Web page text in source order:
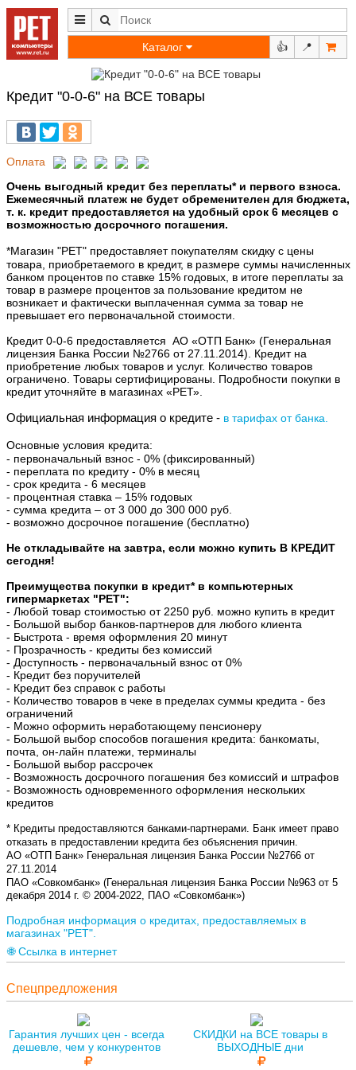
Каталог 👍 📍
Кредит "0-0-6" на ВСЕ товары
Оплата
Очень выгодный кредит без переплаты* и первого взноса.
Ежемесячный платеж не будет обременителен для бюджета,
т. к. кредит предоставляется на удобный срок 6 месяцев с
возможностью досрочного погашения.
*Магазин "РЕТ" предоставляет покупателям скидку с цены
товара, приобретаемого в кредит, в размере суммы начисленных
банком процентов по ставке 15% годовых, в итоге переплаты за
товар в размере процентов за пользование кредитом не
возникает и фактически выплаченная сумма за товар не
превышает его первоначальной стоимости.
Кредит 0-0-6 предоставляется АО «ОТП Банк» (Генеральная
лицензия Банка России №2766 от 27.11.2014). Кредит на
приобретение любых товаров и услуг. Количество товаров
ограничено. Товары сертифицированы. Подробности покупки в
кредит уточняйте в магазинах «РЕТ».
Официальная информация о кредите - в тарифах от банка.
Основные условия кредита:
- первоначальный взнос - 0% (фиксированный)
- переплата по кредиту - 0% в месяц
- срок кредита - 6 месяцев
- процентная ставка – 15% годовых
- сумма кредита – от 3 000 до 300 000 руб.
- возможно досрочное погашение (бесплатно)
Не откладывайте на завтра, если можно купить В КРЕДИТ
сегодня!
Преимущества покупки в кредит* в компьютерных
гипермаркетах "РЕТ":
- Любой товар стоимостью от 2250 руб. можно купить в кредит
- Большой выбор банков-партнеров для любого клиента
- Быстрота - время оформления 20 минут
- Прозрачность - кредиты без комиссий
- Доступность - первоначальный взнос от 0%
- Кредит без поручителей
- Кредит без справок с работы
- Количество товаров в чеке в пределах суммы кредита - без
ограничений
- Можно оформить неработающему пенсионеру
- Большой выбор способов погашения кредита: банкоматы,
почта, он-лайн платежи, терминалы
- Большой выбор рассрочек
- Возможность досрочного погашения без комиссий и штрафов
- Возможность одновременного оформления нескольких
кредитов
* Кредиты предоставляются банками-партнерами. Банк имеет право
отказать в предоставлении кредита без объяснения причин.
АО «ОТП Банк» Генеральная лицензия Банка России №2766 от
27.11.2014
ПАО «Совкомбанк» (Генеральная лицензия Банка России №963 от 5
декабря 2014 г. © 2004-2022, ПАО «Совкомбанк»)
Подробная информация о кредитах, предоставляемых в
магазинах "РЕТ".
🌐 Ссылка в интернет
Спецпредложения
Гарантия лучших цен - всегда
дешевле, чем у конкурентов
СКИДКИ на ВСЕ товары в
ВЫХОДНЫЕ дни